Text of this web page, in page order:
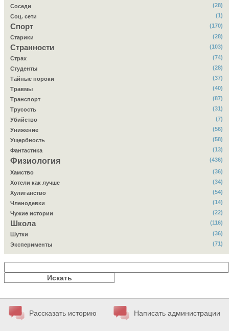
Соседи
(28)
Соц. сети
(1)
Спорт
(170)
Старики
(28)
Странности
(103)
Страх
(74)
Студенты
(28)
Тайные пороки
(37)
Травмы
(40)
Транспорт
(87)
Трусость
(31)
Убийство
(7)
Унижение
(56)
Ущербность
(58)
Фантастика
(13)
Физиология (436)
Хамство
(36)
Хотели как лучше
(34)
Хулиганство
(54)
Членодевки
(14)
Чужие истории
(22)
Школа
(116)
Шутки
(36)
Эксперименты
(71)
Рассказать историю Написать администрации